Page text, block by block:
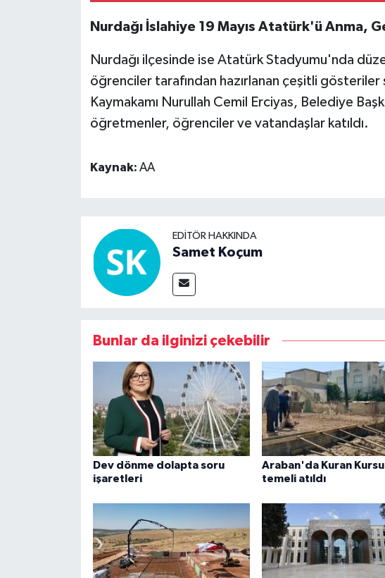
Nurdağı İslahiye 19 Mayıs Atatürk'ü Anma,
Nurdağı ilçesinde ise Atatürk Stadyumu'nda
öğrenciler tarafından hazırlanan çeşitli
Kaymakamı Nurullah Cemil Erciyas, Belediye
öğretmenler, öğrenciler ve vatandaşlar katıldı.
Kaynak: AA
EDITÖR HAKKINDA
Samet Koçum
Bunlar da ilginizi çekebilir
Dev dönme dolapta soru
işaretleri
Araban'da Kuran
temeli atıldı